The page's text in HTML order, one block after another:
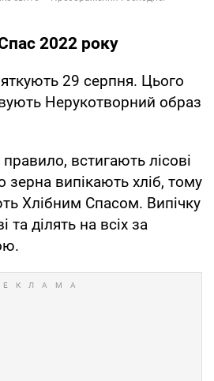
2022 року
29 серпня. Цього
Нерукотворний образ
встигають лісові
зерна випікають хліб, тому
Хлібним Спасом. Випічку
та ділять на всіх за